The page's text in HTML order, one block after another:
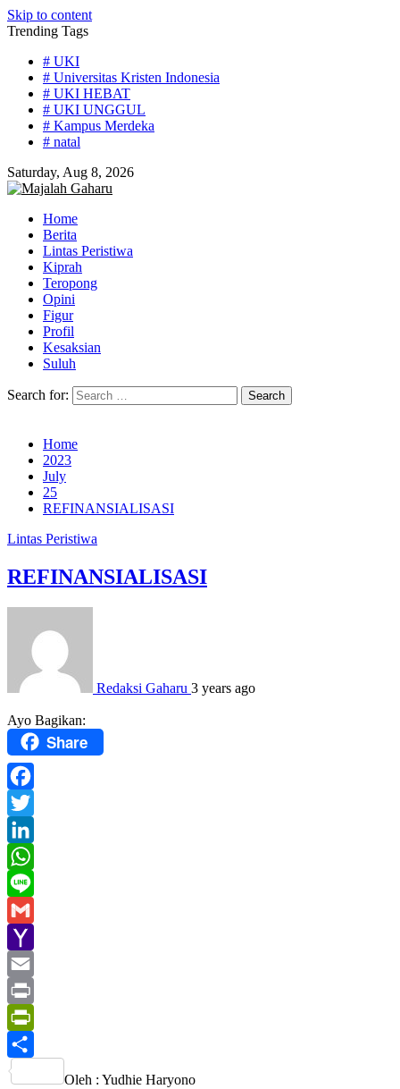
Skip to content
Trending Tags
# UKI
# Universitas Kristen Indonesia
# UKI HEBAT
# UKI UNGGUL
# Kampus Merdeka
# natal
Saturday, Aug 8, 2026
Home
Berita
Lintas Peristiwa
Kiprah
Teropong
Opini
Figur
Profil
Kesaksian
Suluh
Search for:
Home
2023
July
25
REFINANSIALISASI
Lintas Peristiwa
REFINANSIALISASI
Redaksi Gaharu 3 years ago
Ayo Bagikan:
Share
Facebook
Twitter
LinkedIn
WhatsApp
Line
Gmail
Yahoo
Mail
Email
Print
PrintFriendly
Oleh : Yudhie Haryono